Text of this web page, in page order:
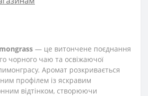
— це витончене поєднання
чорного чаю та освіжаючої
Аромат розкривається
профілем із яскравим
відтінком, створюючи